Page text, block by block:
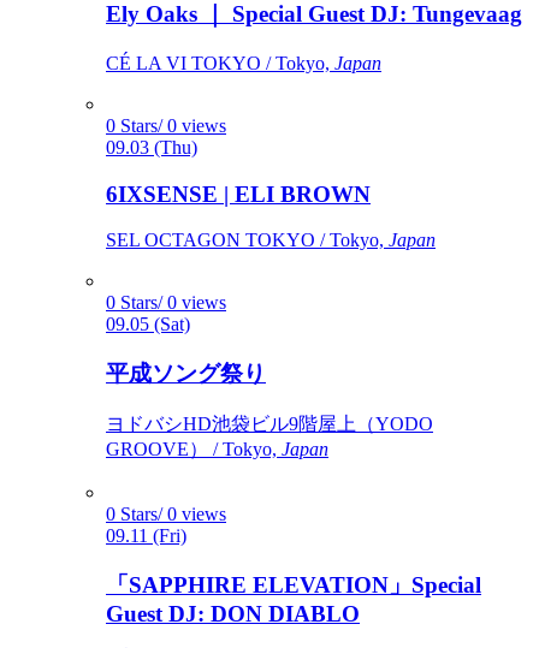
Ely Oaks ｜ Special Guest DJ: Tungevaag
CÉ LA VI TOKYO / Tokyo, Japan
0 Stars/ 0 views
09.03 (Thu)
6IXSENSE | ELI BROWN
SEL OCTAGON TOKYO / Tokyo, Japan
0 Stars/ 0 views
09.05 (Sat)
平成ソング祭り
ヨドバシHD池袋ビル9階屋上（YODO
GROOVE） / Tokyo, Japan
0 Stars/ 0 views
09.11 (Fri)
「SAPPHIRE ELEVATION」Special
Guest DJ: DON DIABLO